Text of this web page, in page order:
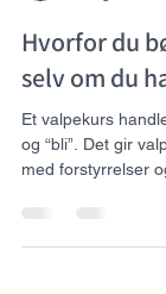
3. aug. 2025
Hvorfor du
selv om du
Et valpekurs
oppstår. Uansett